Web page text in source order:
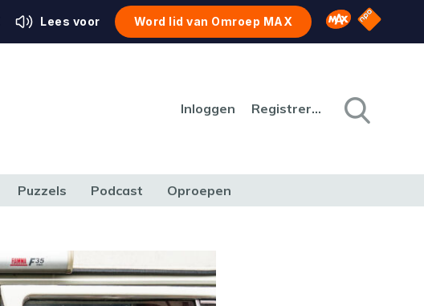
Lees voor Word lid van Omroep MAX Omroep MAX
NPO
Inloggen Registreren
Puzzels Podcast Oproepen